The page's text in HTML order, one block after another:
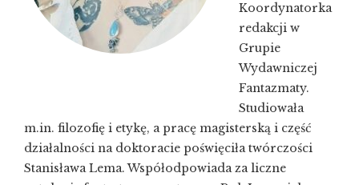
Koordynatorka
redakcji w
Grupie
Wydawniczej
Fantazmaty.
Studiowała
m.in. filozofię i etykę, a pracę magisterską i część
działalności na doktoracie poświęciła twórczości
Stanisława Lema. Współodpowiada za liczne